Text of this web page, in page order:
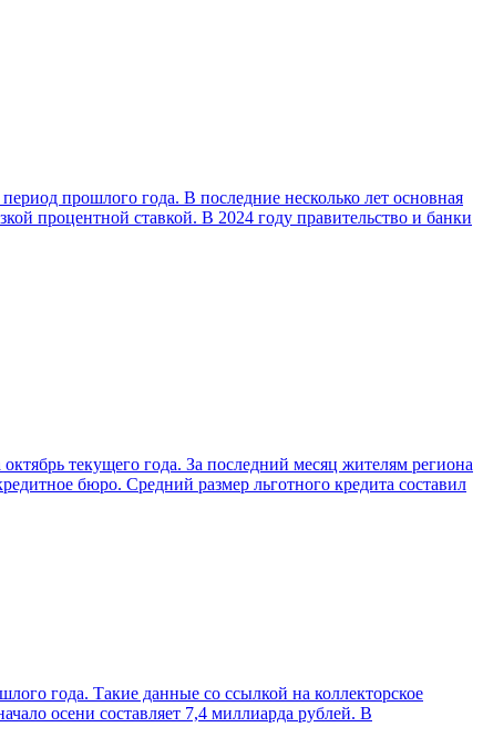
прошлого года. В последние несколько лет основная
процентной ставкой. В 2024 году правительство и банки
текущего года. За последний месяц жителям региона
бюро. Средний размер льготного кредита составил
года. Такие данные со ссылкой на коллекторское
осени составляет 7,4 миллиарда рублей. В